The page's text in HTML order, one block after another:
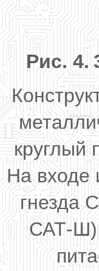
Рис. 4.
круглый
На входе
гнезда
САТ-Ш)